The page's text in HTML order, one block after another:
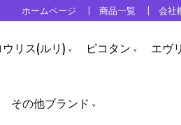
ホームページ 商品一覧 会社
ウリス(ルリ) ピコタン エヴ
その他ブランド